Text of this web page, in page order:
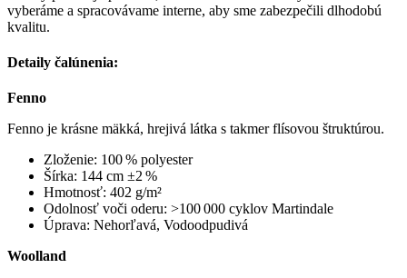
vyberáme a spracovávame interne, aby sme zabezpečili dlhodobú
kvalitu.
Detaily čalúnenia:
Fenno
Fenno je krásne mäkká, hrejivá látka s takmer flísovou štruktúrou.
Zloženie: 100 % polyester
Šírka: 144 cm ±2 %
Hmotnosť: 402 g/m²
Odolnosť voči oderu: >100 000 cyklov Martindale
Úprava: Nehorľavá, Vodoodpudivá
Woolland